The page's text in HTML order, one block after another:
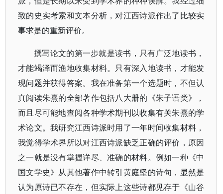
致的史实考索和文本分析，对江西诗派作出了比较实
事求是的重新评价。
撰写论文的第一步就是读书，只有广泛地读书，
才能竭泽而渔地收集材料。只有深入地读书，才能发
现问题并获得答案。我在准备第一个选题时，不但认
真阅读朱熹的全部著作包括八大册的《朱子语类》，
而且尽可能地查阅各种学术期刊以收集有关朱熹的学
术论文。我研究江西诗派时用了一年时间收集材料，
我觉得学术界所以对江西诗派缺乏正确的评价，原因
之一就是没有掌握详尽、准确的材料。例如一种《中
国文学史》从其他著作中转引黄庭坚的诗句，显然是
认为原诗已不存在，但实际上这些诗都见存于《山谷